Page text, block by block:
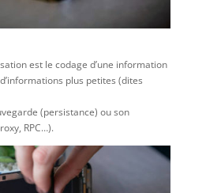
est le codage d’une information
plus petites (dites
(persistance) ou son
RPC…).